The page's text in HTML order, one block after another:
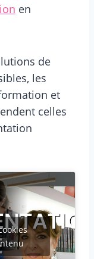
en
de
les
et
celles